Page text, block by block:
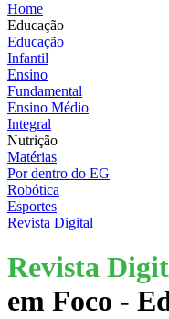
Home
Educação
Educação
Infantil
Ensino
Fundamental
Ensino Médio
Integral
Nutrição
Matérias
Por dentro do EG
Robótica
Esportes
Revista Digital
Revista
em Foco -